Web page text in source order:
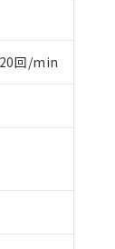
回/min
および標準価格(
なる商品もあ
時点での社内デ
お客様担当の
で、対応品を
調査中または確
判明した場合な
リ臭化ジフェニルエ
チルベンジル（BBP
認しています。
とを示します。
ことを示します。
BBP(フタル酸ブチル
に定める商品
輸出許可(または
またはその他